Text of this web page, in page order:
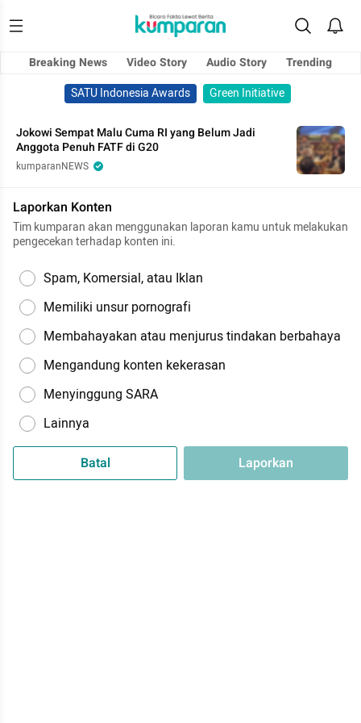
Breaking News Video Story Audio Story
Trending
SATU Indonesia Awards
Green Initiative
Jokowi Sempat Malu Cuma RI yang Belum Jadi
Anggota Penuh FATF di G20
kumparanNEWS
Laporkan Konten
Tim kumparan akan menggunakan laporan kamu untuk melakukan
pengecekan terhadap konten ini.
Spam, Komersial, atau Iklan
Memiliki unsur pornografi
Membahayakan atau menjurus tindakan berbahaya
Mengandung konten kekerasan
Menyinggung SARA
Lainnya
Batal Laporkan